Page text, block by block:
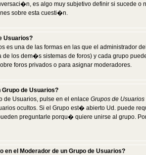
es algo muy subjetivo definir si sucede
sobre esta cuesti�n.
Usuarios?
es una de las formas en las que el administrador
los dem�s sistemas de foros) y cada grupo
foros privados o para asignar moderadores.
de Usuarios?
de Usuarios, pulse en el enlace Grupos de Usuarios
ocultos. Si el Grupo est� abierto Ud. puede
preguntarle porqu� quiere unirse al grupo.
el Moderador de un Grupo de Usuarios?